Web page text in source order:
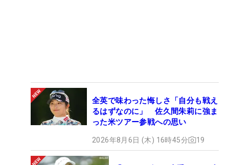
全英で味わった悔しさ「自分も戦え
るはずなのに」 佐久間朱莉に強ま
った米ツアー参戦への思い
2026年8月6日 (木) 16時45分 19